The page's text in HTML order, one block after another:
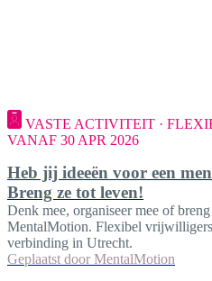
VASTE ACTIVITEIT ·
VANAF 30 APR 2026
Heb jij ideeën voor een
Breng ze tot leven!
Denk mee, organiseer mee of
MentalMotion. Flexibel
verbinding in Utrecht.
Geplaatst door MentalMotion